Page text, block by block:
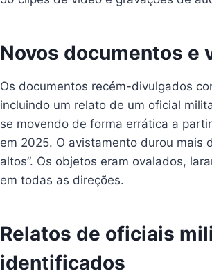
Novos documentos e
Os documentos recém-divulgados
incluindo um relato de um oficial
se movendo de forma errática a
em 2025. O avistamento durou mais
altos”. Os objetos eram ovalados,
em todas as direções.
Relatos de oficiais
identificados